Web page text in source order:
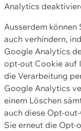
Analytics
Ausserdem
auch verhindern,
Google Analytics
opt-out Cookie auf
die Verarbeitung
Google Analytics
einem Löschen
auch diese Opt-
Sie erneut die Opt-